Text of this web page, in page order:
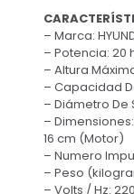
– Marca:
– Potencia: 20
– Altura
– Capacidad
– Diámetro De
– Dimensiones:
16 cm (Motor)
– Numero
– Peso
– Volts / Hz: